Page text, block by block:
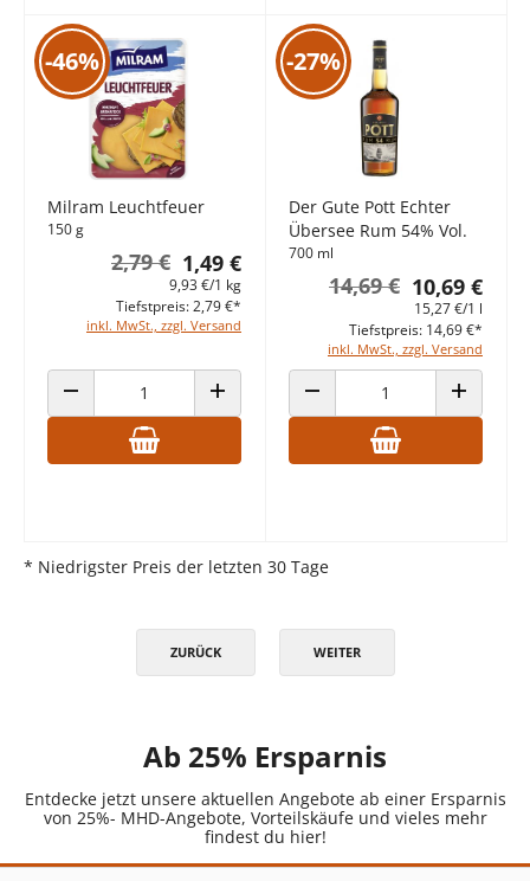
-46%
Milram Leuchtfeuer
150 g
1,49 €
2,79 €
9,93 €/1 kg
inkl. MwSt., zzgl. Versand
Tiefstpreis: 2,79 €*
ANZAHL VERRINGERN ANZAHL ERHÖHEN
-27%
Der Gute Pott Echter
Übersee Rum 54% Vol.
700 ml
10,69 €
14,69 €
15,27 €/1 l
inkl. MwSt., zzgl. Versand
Tiefstpreis: 14,69 €*
ANZAHL VERRINGERN ANZAHL
* Niedrigster Preis der letzten 30 Tage
ZURÜCK WEITER
Ab 25% Ersparnis
Entdecke jetzt unsere aktuellen Angebote ab einer Ersparnis
von 25%- MHD-Angebote, Vorteilskäufe und vieles mehr
findest du hier!